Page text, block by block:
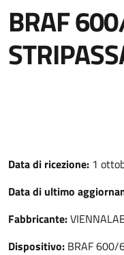
BRAF
Data di ricezione: 1
Data di ultimo
Fabbricante:
Dispositivo: BRAF 600/